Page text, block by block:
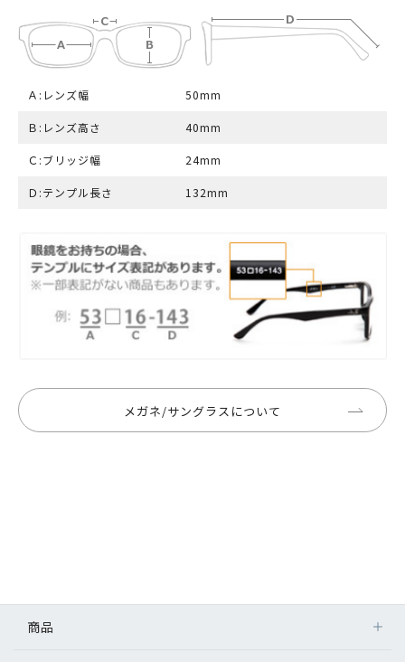
Ａ:レンズ幅 50mm
Ｂ:レンズ高さ 40mm
Ｃ:ブリッジ幅 24mm
Ｄ:テンプル長さ 132mm
メガネ/サングラスについて
商品